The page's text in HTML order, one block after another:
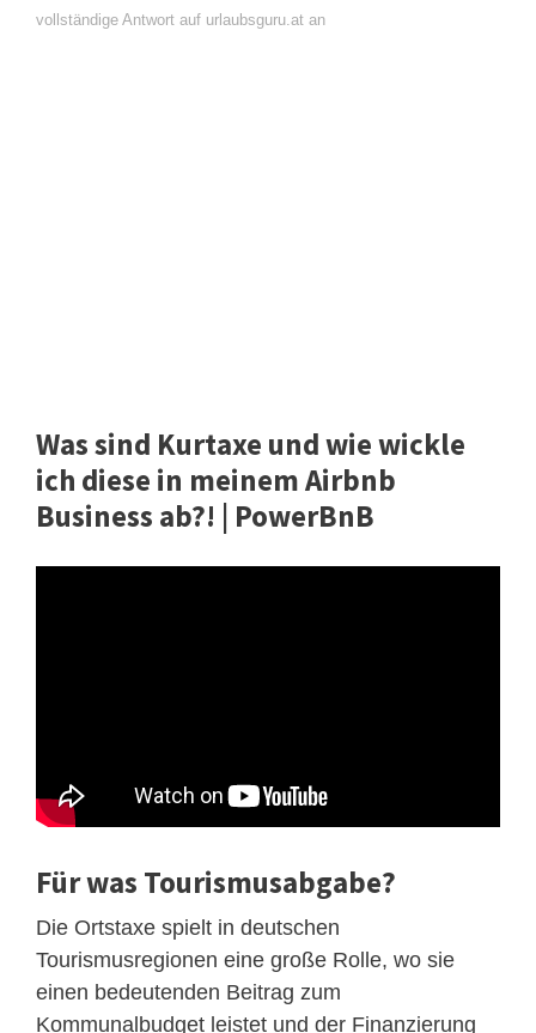
vollständige Antwort auf urlaubsguru.at an
Was sind Kurtaxe und wie wickle
ich diese in meinem Airbnb
Business ab?! | PowerBnB
Für was Tourismusabgabe?
Die Ortstaxe spielt in deutschen
Tourismusregionen eine große Rolle, wo sie
einen bedeutenden Beitrag zum
Kommunalbudget leistet und der Finanzierung